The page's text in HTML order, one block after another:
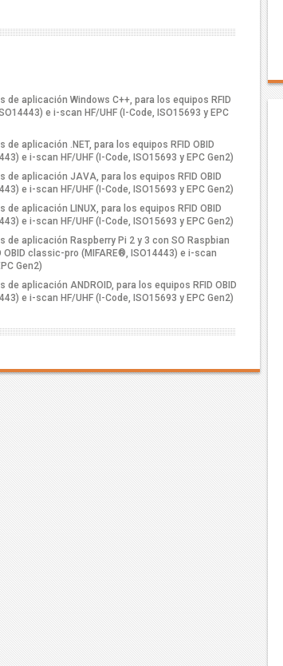
de aplicación Windows C++, para los equipos RFID
e i-scan HF/UHF (I-Code, ISO15693 y EPC
de aplicación .NET, para los equipos RFID OBID
e i-scan HF/UHF (I-Code, ISO15693 y EPC Gen2)
de aplicación JAVA, para los equipos RFID OBID
e i-scan HF/UHF (I-Code, ISO15693 y EPC Gen2)
de aplicación LINUX, para los equipos RFID OBID
e i-scan HF/UHF (I-Code, ISO15693 y EPC Gen2)
de aplicación Raspberry Pi 2 y 3 con SO Raspbian
classic-pro (MIFARE®, ISO14443) e i-scan
Gen2)
de aplicación ANDROID, para los equipos RFID OBID
e i-scan HF/UHF (I-Code, ISO15693 y EPC Gen2)